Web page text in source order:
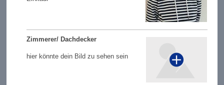
Zimmerer/ Dachdecker
hier könnte dein Bild zu sehen sein